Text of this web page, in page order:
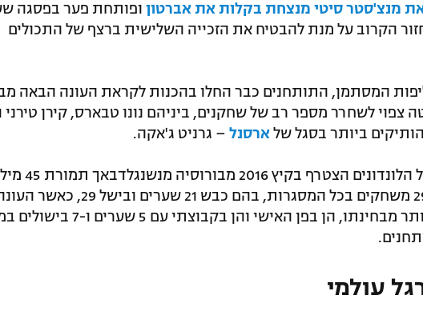
את מנצ'סטר סיטי מנצחת בקלות את אברטון ופותחת פער בפסגה
הקרוב על מנת להבטיח את הזכייה השלישית ברצף של התכולים
המסתמן, התותחנים כבר החלו בהכנות לקראת העונה הבאה
צפוי לשחרר מספר רב של שחקנים, ביניהם נונו טבארס, קירן טירני
ביותר בסגל של ארסנל – גרניט ג'אקה.
הקפטן לשעבר של
שיחק עד היום 295 משחקים בכל המסגרות, בהם
הייתה הטובה ביותר מבחינתו, הן בפן האישי והן בקבוצתי עם 5
עולמי